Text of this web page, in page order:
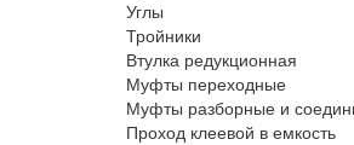
Углы
Тройники
Втулка редукционная
Муфты переходные
Муфты разборные и
Проход клеевой в емкость